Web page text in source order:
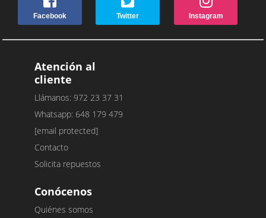
Facebook Twitter Instagram
Atención al
cliente
Llámanos: 972 23 37 31
Whatsapp: 648 179 479
[email protected]
Contacto
Solicita repuestos
Conócenos
Quiénes somos